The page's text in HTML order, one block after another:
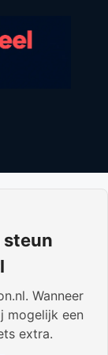
steun
Wanneer
mogelijk een
extra.